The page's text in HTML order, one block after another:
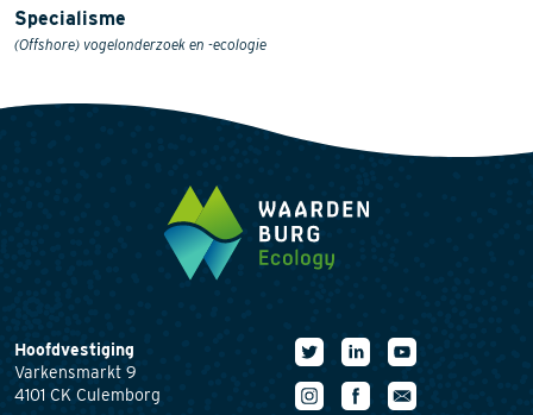
Specialisme
(Offshore) vogelonderzoek en -ecologie
Hoofdvestiging
Varkensmarkt 9
4101 CK Culemborg